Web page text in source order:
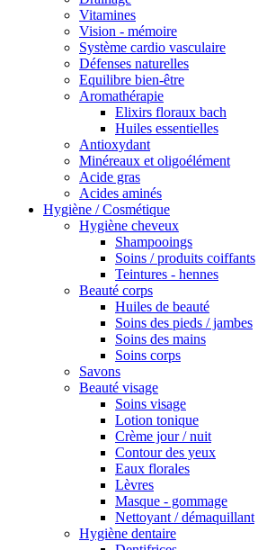
Vitamines
Vision - mémoire
Système cardio vasculaire
Défenses naturelles
Equilibre bien-être
Aromathérapie
Elixirs floraux bach
Huiles essentielles
Antioxydant
Minéreaux et oligoélément
Acide gras
Acides aminés
Hygiène / Cosmétique
Hygiène cheveux
Shampooings
Soins / produits coiffants
Teintures - hennes
Beauté corps
Huiles de beauté
Soins des pieds / jambes
Soins des mains
Soins corps
Savons
Beauté visage
Soins visage
Lotion tonique
Crème jour / nuit
Contour des yeux
Eaux florales
Lèvres
Masque - gommage
Nettoyant / démaquillant
Hygiène dentaire